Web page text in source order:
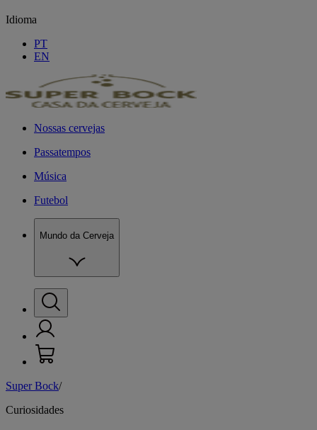
Idioma
PT
EN
Nossas cervejas
Passatempos
Música
Futebol
Mundo da Cerveja
Super Bock/
Curiosidades